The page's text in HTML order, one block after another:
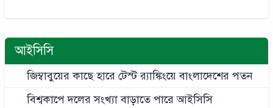
আইসিসি
জিম্বাবুয়ের কাছে হারে টেস্ট র‍্যাঙ্কিংয়ে বাংলাদেশের পতন
বিশ্বকাপে দলের সংখ্যা বাড়াতে পারে আইসিসি